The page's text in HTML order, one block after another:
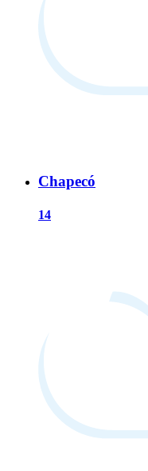
Chapecó
14